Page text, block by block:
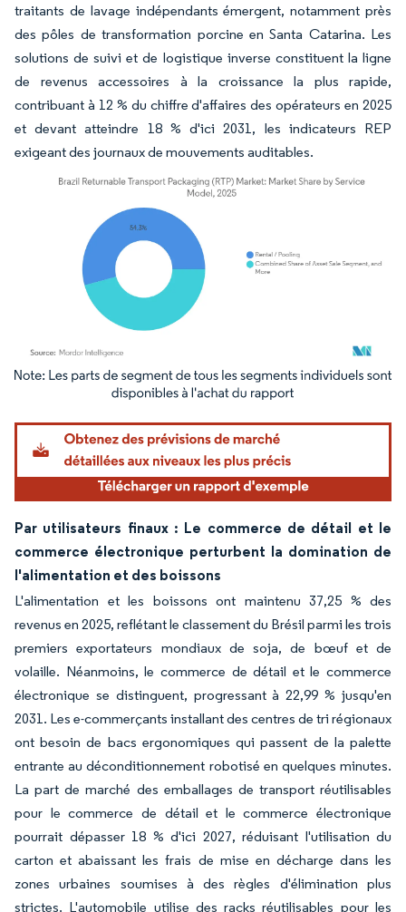
traitants de lavage indépendants émergent, notamment près
des pôles de transformation porcine en Santa Catarina. Les
solutions de suivi et de logistique inverse constituent la ligne
de revenus accessoires à la croissance la plus rapide,
contribuant à 12 % du chiffre d'affaires des opérateurs en 2025
et devant atteindre 18 % d'ici 2031, les indicateurs REP
exigeant des journaux de mouvements auditables.
Image © Mordor Intelligence. La réutilisation nécessite une attribution sous CC BY
Par utilisateurs finaux : Le commerce de détail et le
commerce électronique perturbent la domination de
l'alimentation et des boissons
L'alimentation et les boissons ont maintenu 37,25 % des
revenus en 2025, reflétant le classement du Brésil parmi les trois
premiers exportateurs mondiaux de soja, de bœuf et de
volaille. Néanmoins, le commerce de détail et le commerce
électronique se distinguent, progressant à 22,99 % jusqu'en
2031. Les e-commerçants installant des centres de tri régionaux
ont besoin de bacs ergonomiques qui passent de la palette
entrante au déconditionnement robotisé en quelques minutes.
La part de marché des emballages de transport réutilisables
pour le commerce de détail et le commerce électronique
pourrait dépasser 18 % d'ici 2027, réduisant l'utilisation du
carton et abaissant les frais de mise en décharge dans les
zones urbaines soumises à des règles d'élimination plus
strictes. L'automobile utilise des racks réutilisables pour les